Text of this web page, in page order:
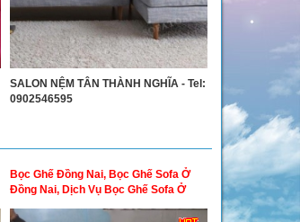
SALON NỆM TÂN THÀNH NGHĨA - Tel:
0902546595
Bọc Ghế Đồng Nai, Bọc Ghế Sofa Ở
Đồng Nai, Dịch Vụ Bọc Ghế Sofa Ở